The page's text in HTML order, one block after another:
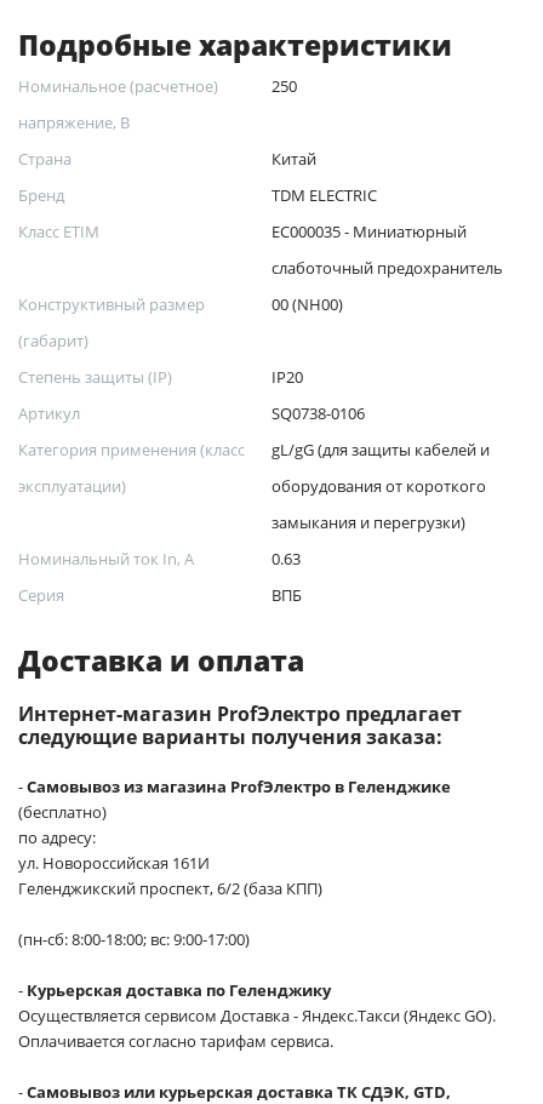
Подробные характеристики
Номинальное (расчетное)
напряжение, В
250
Страна
Китай
Бренд
TDM ELECTRIC
Класс ETIM
EC000035 - Миниатюрный
слаботочный предохранитель
Конструктивный размер
(габарит)
00 (NH00)
Степень защиты (IP)
IP20
Артикул
SQ0738-0106
Категория применения (класс
эксплуатации)
gL/gG (для защиты кабелей и
оборудования от короткого
замыкания и перегрузки)
Номинальный ток In, А
0.63
Серия
ВПБ
Доставка и оплата
Интернет-магазин ProfЭлектро предлагает
следующие варианты получения заказа:
-Самовывоз из магазина ProfЭлектро в Геленджике
(бесплатно)
по адресу:
ул. Новороссийская 161И
Геленджикский проспект, 6/2 (база КПП)
(пн-сб: 8:00-18:00; вс: 9:00-17:00)
- Курьерская доставка по Геленджику
Осуществляется сервисом Доставка - Яндекс.Такси (Яндекс GO).
Оплачивается согласно тарифам сервиса.
-Самовывоз или курьерская доставка ТК СДЭК, GTD,